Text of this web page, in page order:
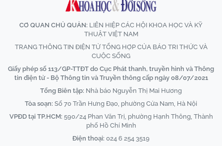
CƠ QUAN CHỦ QUẢN: LIÊN HIỆP CÁC HỘI KHOA HỌC VÀ KỸ
THUẬT VIỆT NAM
TRANG THÔNG TIN ĐIỆN TỬ TỔNG HỢP CỦA BÁO TRI THỨC VÀ
CUỘC SỐNG
Giấy phép số 113/GP-TTĐT do Cục Phát thanh, truyền hình và Thông
tin điện tử - Bộ Thông tin và Truyền thông cấp ngày 08/07/2021
Tổng Biên tập: Nhà báo Nguyễn Thị Mai Hương
Tòa soạn: Số 70 Trần Hưng Đạo, phường Cửa Nam, Hà Nội
VPĐD tại TP.HCM: 590/24 Phan Văn Trị, phường Hạnh Thông, Thành
phố Hồ Chí Minh
Điện thoại: 024 6 254 3519